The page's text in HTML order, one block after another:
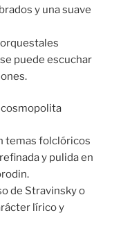
y una suave
puede escuchar
temas folclóricos
y pulida en
de Stravinsky o
lírico y